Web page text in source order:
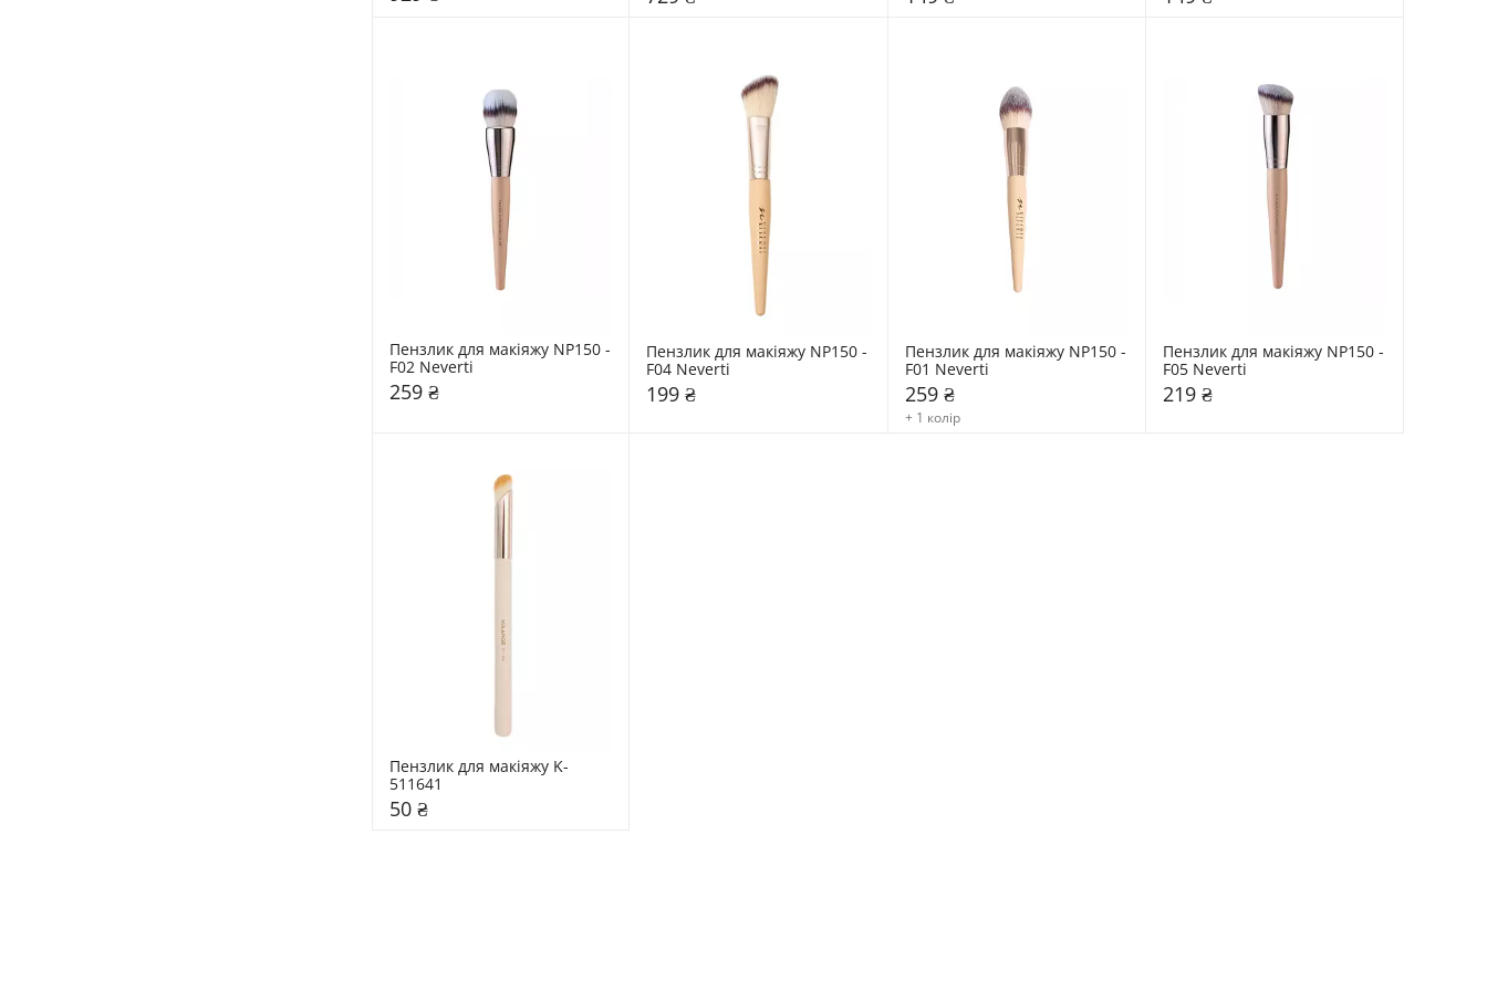
Пензлик для макіяжу NP150 -
F02 Neverti
259 ₴
Пензлик для макіяжу NP150 -
F04 Neverti
199 ₴
Пензлик для макіяжу NP150 -
F01 Neverti
259 ₴
+ 1 колір
Пензлик для макіяжу NP150 -
F05 Neverti
219 ₴
Пензлик для макіяжу K-
511641
50 ₴